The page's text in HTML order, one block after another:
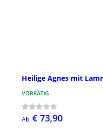
Heilige Agnes mit
VORRÄTIG
Ab € 73,90